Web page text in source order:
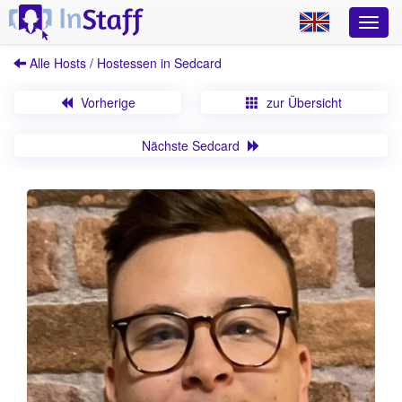
Alle Hosts / Hostessen in Sedcard
Vorherige zur Übersicht
Nächste Sedcard